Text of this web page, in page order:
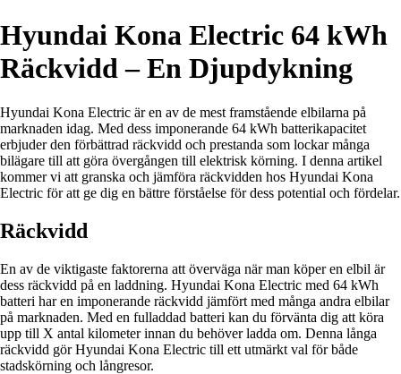
Hyundai Kona Electric 64 kWh
Räckvidd – En Djupdykning
Hyundai Kona Electric är en av de mest framstående elbilarna på
marknaden idag. Med dess imponerande 64 kWh batterikapacitet
erbjuder den förbättrad räckvidd och prestanda som lockar många
bilägare till att göra övergången till elektrisk körning. I denna artikel
kommer vi att granska och jämföra räckvidden hos Hyundai Kona
Electric för att ge dig en bättre förståelse för dess potential och fördelar.
Räckvidd
En av de viktigaste faktorerna att överväga när man köper en elbil är
dess räckvidd på en laddning. Hyundai Kona Electric med 64 kWh
batteri har en imponerande räckvidd jämfört med många andra elbilar
på marknaden. Med en fulladdad batteri kan du förvänta dig att köra
upp till X antal kilometer innan du behöver ladda om. Denna långa
räckvidd gör Hyundai Kona Electric till ett utmärkt val för både
stadskörning och långresor.